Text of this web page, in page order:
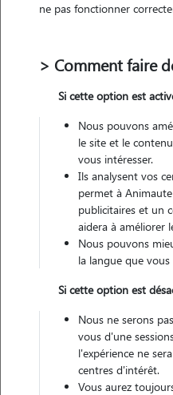
1 animal
L'envoi d'une
ne pas fonctionner
> Comment faire
Si cette option est
Nous pouvons
le site et le
vous intéresser.
Ils analysent vos
permet à
publicitaires et un
aidera à améliorer
Nous pouvons
la langue que
Si cette option est
Nous ne serons
vous d'une
l'expérience ne
centres d'intérêt.
Vous aurez